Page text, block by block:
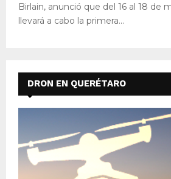
Birlain, anunció que del 16 al 18 de
llevará a cabo la primera...
DRON EN QUERÉTARO